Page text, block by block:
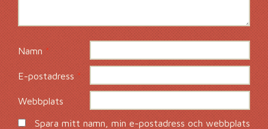
Namn *
E-postadress*
Webbplats
Spara mitt namn, min e-postadress och webbplats